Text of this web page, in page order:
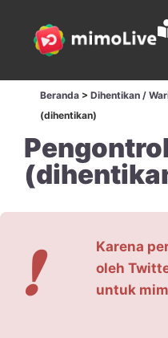
Beranda > Dihentikan /
(dihentikan)
❗
Karena
oleh
untuk